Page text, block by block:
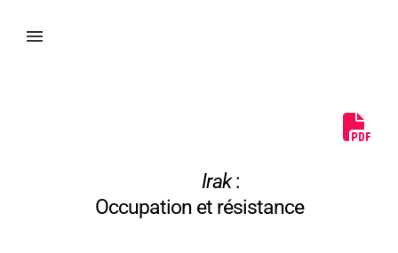
Irak :
Occupation et résistance